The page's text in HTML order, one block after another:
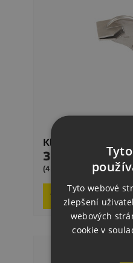
Kleště Se Silným
Cena
378,00 Kč
(457,38 Kč s DPH)

Tyto webové
zlepšení
webových
cookie v